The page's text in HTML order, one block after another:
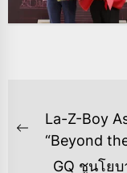
แนะแนว
เรื่อง
Previous
La-Z-Boy
“Beyond
GQ ชูนโย